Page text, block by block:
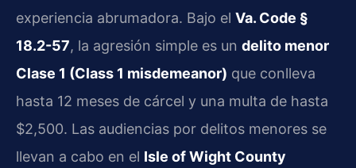
experiencia abrumadora. Bajo el Va. Code §
18.2-57, la agresión simple es un delito menor
Clase 1 (Class 1 misdemeanor) que conlleva
hasta 12 meses de cárcel y una multa de hasta
$2,500. Las audiencias por delitos menores se
llevan a cabo en el Isle of Wight County